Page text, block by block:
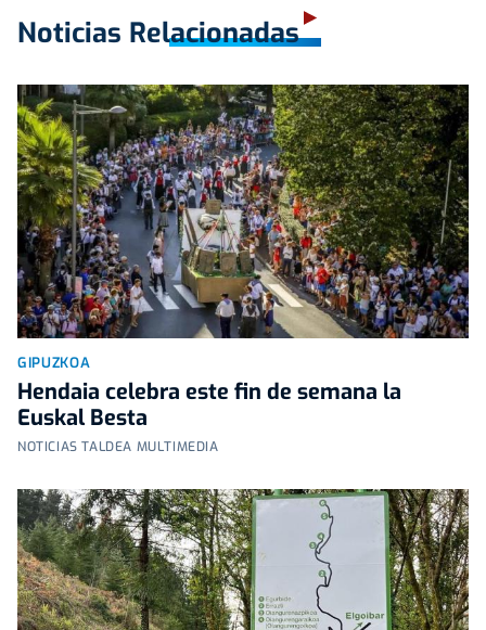
Noticias Relacionadas
GIPUZKOA
Hendaia celebra este fin de semana la
Euskal Besta
NOTICIAS TALDEA MULTIMEDIA